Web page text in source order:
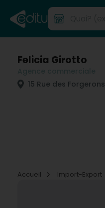
Felicia Girotto
15 Rue des Forgerons
Accueil
Import-Export